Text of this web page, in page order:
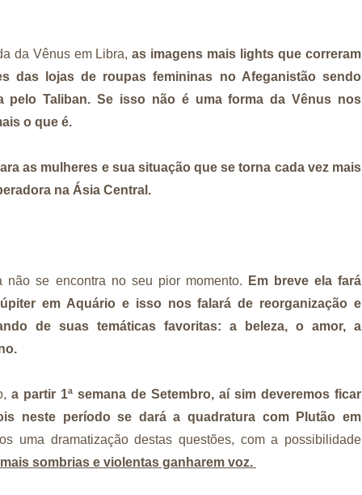
da Vênus em Libra,as imagens mais lights que correram
das lojas de roupas femininas no Afeganistão sendo
pelo Taliban. Se isso não é uma forma da Vênus nos
o que é.
as mulheres e sua situação que se torna cada vez mais
na Ásia Central.
não se encontra no seu pior momento.
Em breve ela fará
em Aquário e isso nos falará de reorganização e
de suas temáticas favoritas: a beleza, o amor, a
a partir 1ª semana de Setembro, aí sim deveremos ficar
neste período se dará a quadratura com Plutão em
uma dramatização destas questões, com a possibilidade
sombrias e violentas ganharem voz.